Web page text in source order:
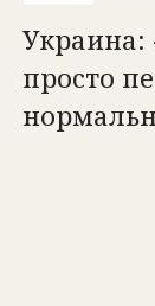
Украина:
просто